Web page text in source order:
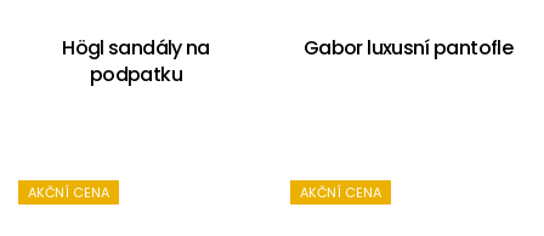
Högl sandály na
podpatku
Gabor luxusní pantofle
AKČNÍ CENA AKČNÍ CENA